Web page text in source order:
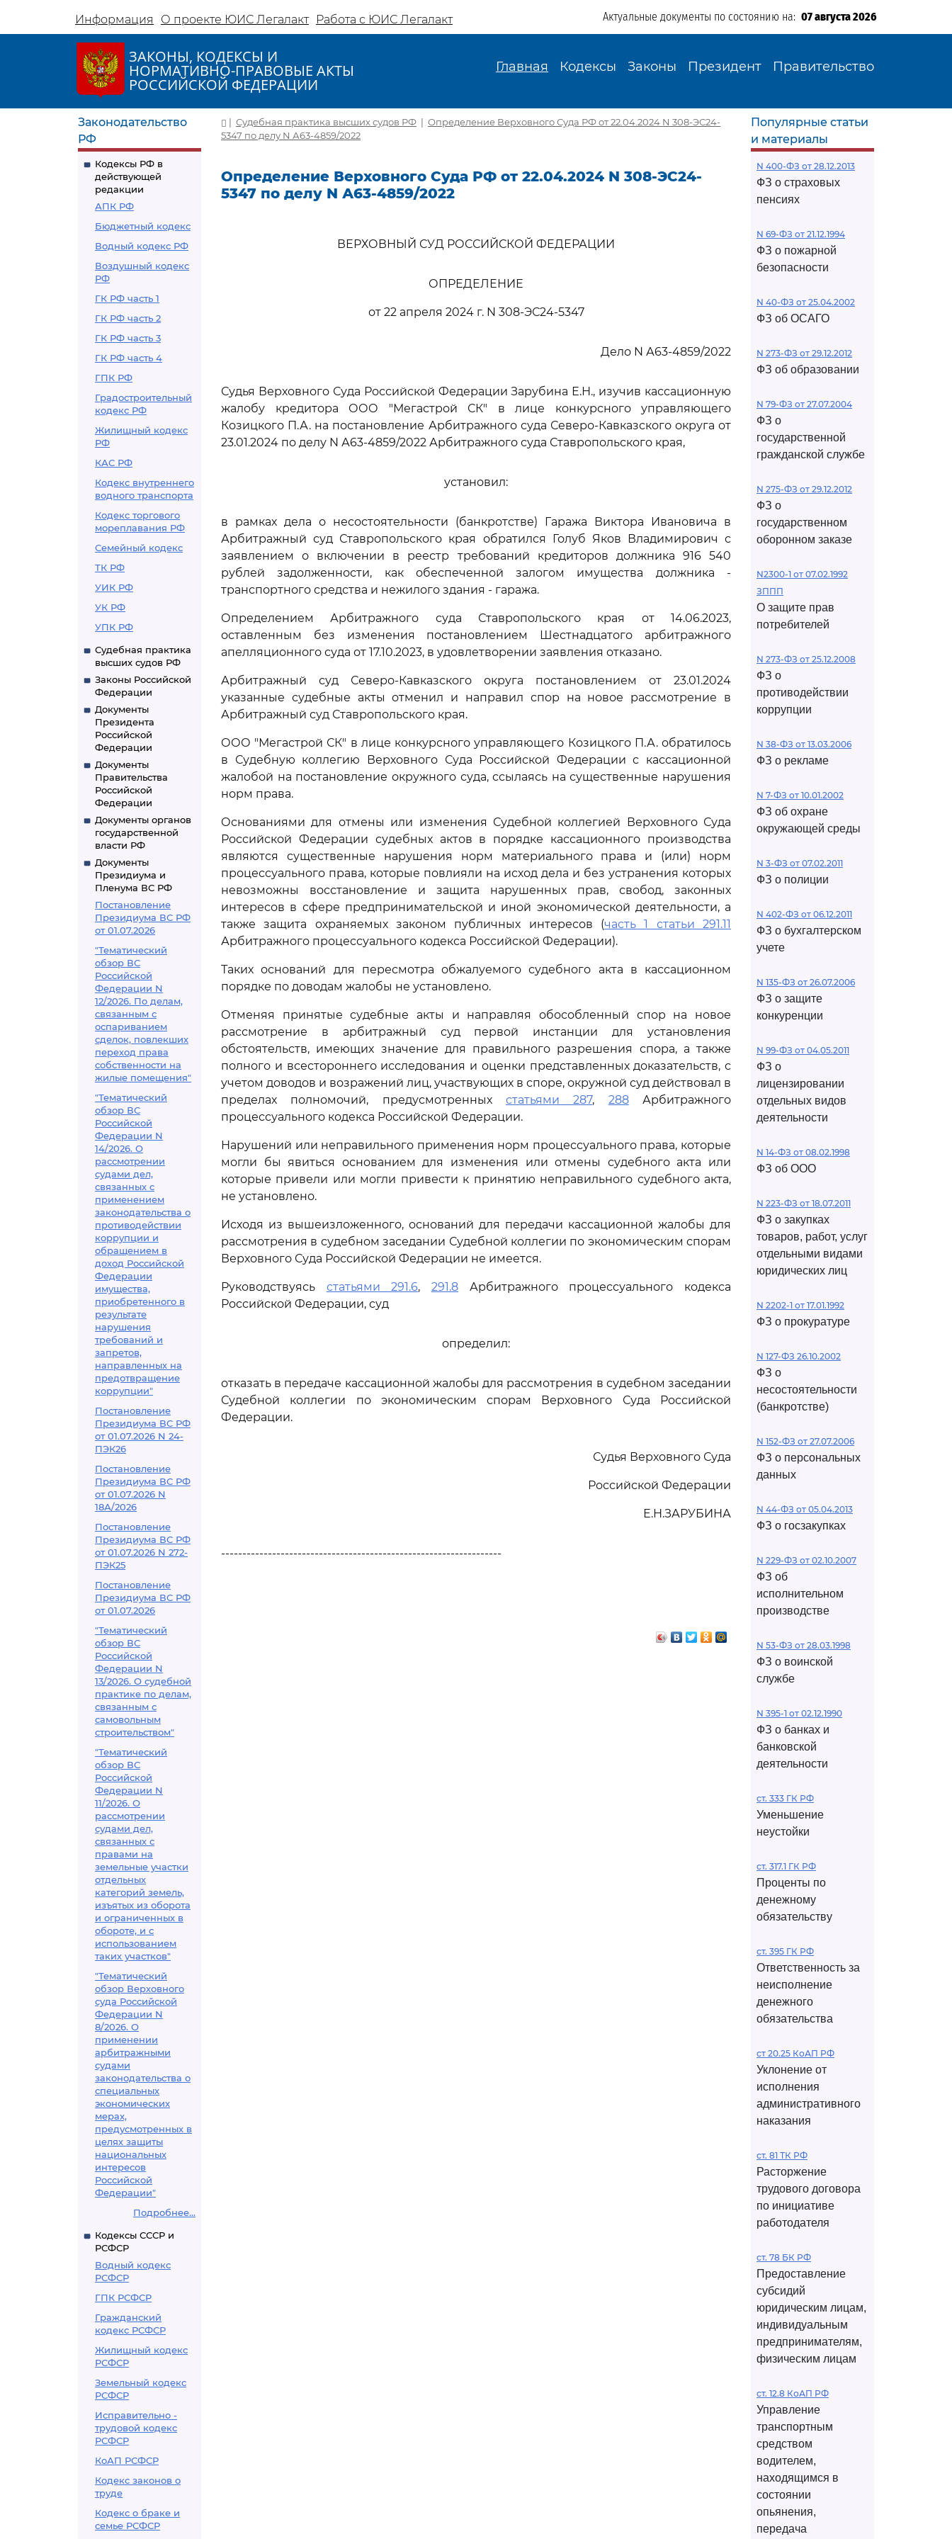
Информация О проекте ЮИС Легалакт Работа с ЮИС Легалакт Актуальные документы по состоянию на: 07 августа 2026
ЗАКОНЫ, КОДЕКСЫ И
НОРМАТИВНО-ПРАВОВЫЕ АКТЫ
РОССИЙСКОЙ ФЕДЕРАЦИИ
Главная Кодексы Законы Президент Правительство
Законодательство
РФ
Кодексы РФ в
действующей
редакции
АПК РФ
Бюджетный кодекс
Водный кодекс РФ
Воздушный кодекс
РФ
ГК РФ часть 1
ГК РФ часть 2
ГК РФ часть 3
ГК РФ часть 4
ГПК РФ
Градостроительный
кодекс РФ
Жилищный кодекс
РФ
КАС РФ
Кодекс внутреннего
водного транспорта
Кодекс торгового
мореплавания РФ
Семейный кодекс
ТК РФ
УИК РФ
УК РФ
УПК РФ
Судебная практика
высших судов РФ
Законы Российской
Федерации
Документы
Президента
Российской
Федерации
Документы
Правительства
Российской
Федерации
Документы органов
государственной
власти РФ
Документы
Президиума и
Пленума ВС РФ
Постановление
Президиума ВС РФ
от 01.07.2026
"Тематический
обзор ВС
Российской
Федерации N
12/2026. По делам,
связанным с
оспариванием
сделок, повлекших
переход права
собственности на
жилые помещения"
"Тематический
обзор ВС
Российской
Федерации N
14/2026. О
рассмотрении
судами дел,
связанных с
применением
законодательства о
противодействии
коррупции и
обращением в
доход Российской
Федерации
имущества,
приобретенного в
результате
нарушения
требований и
запретов,
направленных на
предотвращение
коррупции"
Постановление
Президиума ВС РФ
от 01.07.2026 N 24-
ПЭК26
Постановление
Президиума ВС РФ
от 01.07.2026 N
18А/2026
Постановление
Президиума ВС РФ
от 01.07.2026 N 272-
ПЭК25
Постановление
Президиума ВС РФ
от 01.07.2026
"Тематический
обзор ВС
Российской
Федерации N
13/2026. О судебной
практике по делам,
связанным с
самовольным
строительством"
"Тематический
обзор ВС
Российской
Федерации N
11/2026. О
рассмотрении
судами дел,
связанных с
правами на
земельные участки
отдельных
категорий земель,
изъятых из оборота
и ограниченных в
обороте, и с
использованием
таких участков"
"Тематический
обзор Верховного
суда Российской
Федерации N
8/2026. О
применении
арбитражными
судами
законодательства о
специальных
экономических
мерах,
предусмотренных в
целях защиты
национальных
интересов
Российской
Федерации"
Подробнее...
Кодексы СССР и
РСФСР
Водный кодекс
РСФСР
ГПК РСФСР
Гражданский
кодекс РСФСР
Жилищный кодекс
РСФСР
Земельный кодекс
РСФСР
Исправительно -
трудовой кодекс
РСФСР
КоАП РСФСР
Кодекс законов о
труде
Кодекс о браке и
семье РСФСР
| Судебная практика высших судов РФ | Определение Верховного Суда РФ от 22.04.2024 N 308-ЭС24-
5347 по делу N А63-4859/2022
Определение Верховного Суда РФ от 22.04.2024 N 308-ЭС24-
5347 по делу N А63-4859/2022
ВЕРХОВНЫЙ СУД РОССИЙСКОЙ ФЕДЕРАЦИИ
ОПРЕДЕЛЕНИЕ
от 22 апреля 2024 г. N 308-ЭС24-5347
Дело N А63-4859/2022
Судья Верховного Суда Российской Федерации Зарубина Е.Н., изучив кассационную
жалобу кредитора ООО "Мегастрой СК" в лице конкурсного управляющего
Козицкого П.А. на постановление Арбитражного суда Северо-Кавказского округа от
23.01.2024 по делу N А63-4859/2022 Арбитражного суда Ставропольского края,
установил:
в рамках дела о несостоятельности (банкротстве) Гаража Виктора Ивановича в
Арбитражный суд Ставропольского края обратился Голуб Яков Владимирович с
заявлением о включении в реестр требований кредиторов должника 916 540
рублей задолженности, как обеспеченной залогом имущества должника -
транспортного средства и нежилого здания - гаража.
Определением Арбитражного суда Ставропольского края от 14.06.2023,
оставленным без изменения постановлением Шестнадцатого арбитражного
апелляционного суда от 17.10.2023, в удовлетворении заявления отказано.
Арбитражный суд Северо-Кавказского округа постановлением от 23.01.2024
указанные судебные акты отменил и направил спор на новое рассмотрение в
Арбитражный суд Ставропольского края.
ООО "Мегастрой СК" в лице конкурсного управляющего Козицкого П.А. обратилось
в Судебную коллегию Верховного Суда Российской Федерации с кассационной
жалобой на постановление окружного суда, ссылаясь на существенные нарушения
норм права.
Основаниями для отмены или изменения Судебной коллегией Верховного Суда
Российской Федерации судебных актов в порядке кассационного производства
являются существенные нарушения норм материального права и (или) норм
процессуального права, которые повлияли на исход дела и без устранения которых
невозможны восстановление и защита нарушенных прав, свобод, законных
интересов в сфере предпринимательской и иной экономической деятельности, а
также защита охраняемых законом публичных интересов (часть 1 статьи 291.11
Арбитражного процессуального кодекса Российской Федерации).
Таких оснований для пересмотра обжалуемого судебного акта в кассационном
порядке по доводам жалобы не установлено.
Отменяя принятые судебные акты и направляя обособленный спор на новое
рассмотрение в арбитражный суд первой инстанции для установления
обстоятельств, имеющих значение для правильного разрешения спора, а также
полного и всестороннего исследования и оценки представленных доказательств, с
учетом доводов и возражений лиц, участвующих в споре, окружной суд действовал в
пределах полномочий, предусмотренных статьями 287, 288Арбитражного
процессуального кодекса Российской Федерации.
Нарушений или неправильного применения норм процессуального права, которые
могли бы явиться основанием для изменения или отмены судебного акта или
которые привели или могли привести к принятию неправильного судебного акта,
не установлено.
Исходя из вышеизложенного, оснований для передачи кассационной жалобы для
рассмотрения в судебном заседании Судебной коллегии по экономическим спорам
Верховного Суда Российской Федерации не имеется.
Руководствуясь статьями 291.6,291.8 Арбитражного процессуального кодекса
Российской Федерации, суд
определил:
отказать в передаче кассационной жалобы для рассмотрения в судебном заседании
Судебной коллегии по экономическим спорам Верховного Суда Российской
Федерации.
Судья Верховного Суда
Российской Федерации
Е.Н.ЗАРУБИНА
------------------------------------------------------------------
Популярные статьи
и материалы
N 400-ФЗ от 28.12.2013
ФЗ о страховых
пенсиях
N 69-ФЗ от 21.12.1994
ФЗ о пожарной
безопасности
N 40-ФЗ от 25.04.2002
ФЗ об ОСАГО
N 273-ФЗ от 29.12.2012
ФЗ об образовании
N 79-ФЗ от 27.07.2004
ФЗ о
государственной
гражданской службе
N 275-ФЗ от 29.12.2012
ФЗ о
государственном
оборонном заказе
N2300-1 от 07.02.1992
ЗППП
О защите прав
потребителей
N 273-ФЗ от 25.12.2008
ФЗ о
противодействии
коррупции
N 38-ФЗ от 13.03.2006
ФЗ о рекламе
N 7-ФЗ от 10.01.2002
ФЗ об охране
окружающей среды
N 3-ФЗ от 07.02.2011
ФЗ о полиции
N 402-ФЗ от 06.12.2011
ФЗ о бухгалтерском
учете
N 135-ФЗ от 26.07.2006
ФЗ о защите
конкуренции
N 99-ФЗ от 04.05.2011
ФЗ о
лицензировании
отдельных видов
деятельности
N 14-ФЗ от 08.02.1998
ФЗ об ООО
N 223-ФЗ от 18.07.2011
ФЗ о закупках
товаров, работ, услуг
отдельными видами
юридических лиц
N 2202-1 от 17.01.1992
ФЗ о прокуратуре
N 127-ФЗ 26.10.2002
ФЗ о
несостоятельности
(банкротстве)
N 152-ФЗ от 27.07.2006
ФЗ о персональных
данных
N 44-ФЗ от 05.04.2013
ФЗ о госзакупках
N 229-ФЗ от 02.10.2007
ФЗ об
исполнительном
производстве
N 53-ФЗ от 28.03.1998
ФЗ о воинской
службе
N 395-1 от 02.12.1990
ФЗ о банках и
банковской
деятельности
ст. 333 ГК РФ
Уменьшение
неустойки
ст. 317.1 ГК РФ
Проценты по
денежному
обязательству
ст. 395 ГК РФ
Ответственность за
неисполнение
денежного
обязательства
ст 20.25 КоАП РФ
Уклонение от
исполнения
административного
наказания
ст. 81 ТК РФ
Расторжение
трудового договора
по инициативе
работодателя
ст. 78 БК РФ
Предоставление
субсидий
юридическим лицам,
индивидуальным
предпринимателям,
физическим лицам
ст. 12.8 КоАП РФ
Управление
транспортным
средством
водителем,
находящимся в
состоянии
опьянения,
передача